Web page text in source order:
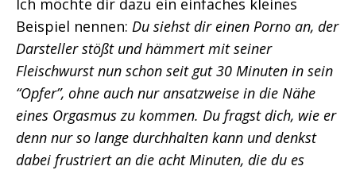
Beispiel nennen: Du siehst dir einen Porno an, der
Darsteller stößt und hämmert mit seiner
Fleischwurst nun schon seit gut 30 Minuten in sein
“Opfer”, ohne auch nur ansatzweise in die Nähe
eines Orgasmus zu kommen. Du fragst dich, wie er
denn nur so lange durchhalten kann und denkst
dabei frustriert an die acht Minuten, die du es